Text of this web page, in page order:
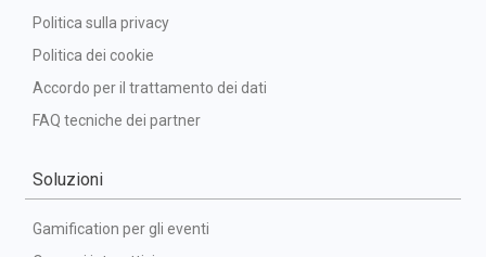
Politica sulla privacy
Politica dei cookie
Accordo per il trattamento dei dati
FAQ tecniche dei partner
Soluzioni
Gamification per gli eventi